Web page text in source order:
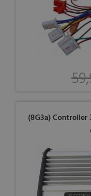
(8G3a)